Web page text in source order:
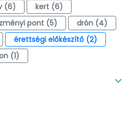
(6)
kert (6)
pont (5)
drón (4)
érettségi előkészítő (2)
(1)